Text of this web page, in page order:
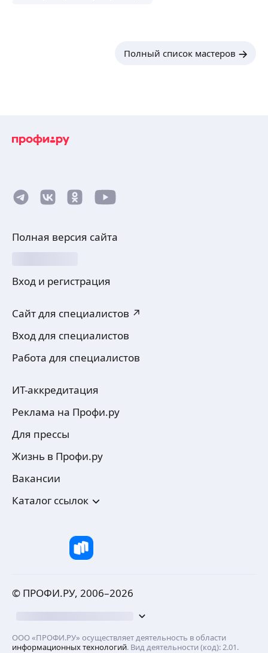
Полный список мастеров
Полная версия сайта
Вход и регистрация
Сайт для специалистов ↗
Вход для специалистов
Работа для специалистов
ИТ-аккредитация
Реклама на Профи.ру
Для прессы
Жизнь в Профи.ру
Вакансии
Каталог ссылок
© ПРОФИ.РУ, 2006–2026
ООО «ПРОФИ.РУ» осуществляет деятельность в области
информационных технологий. Вид деятельности (код): 2.01.